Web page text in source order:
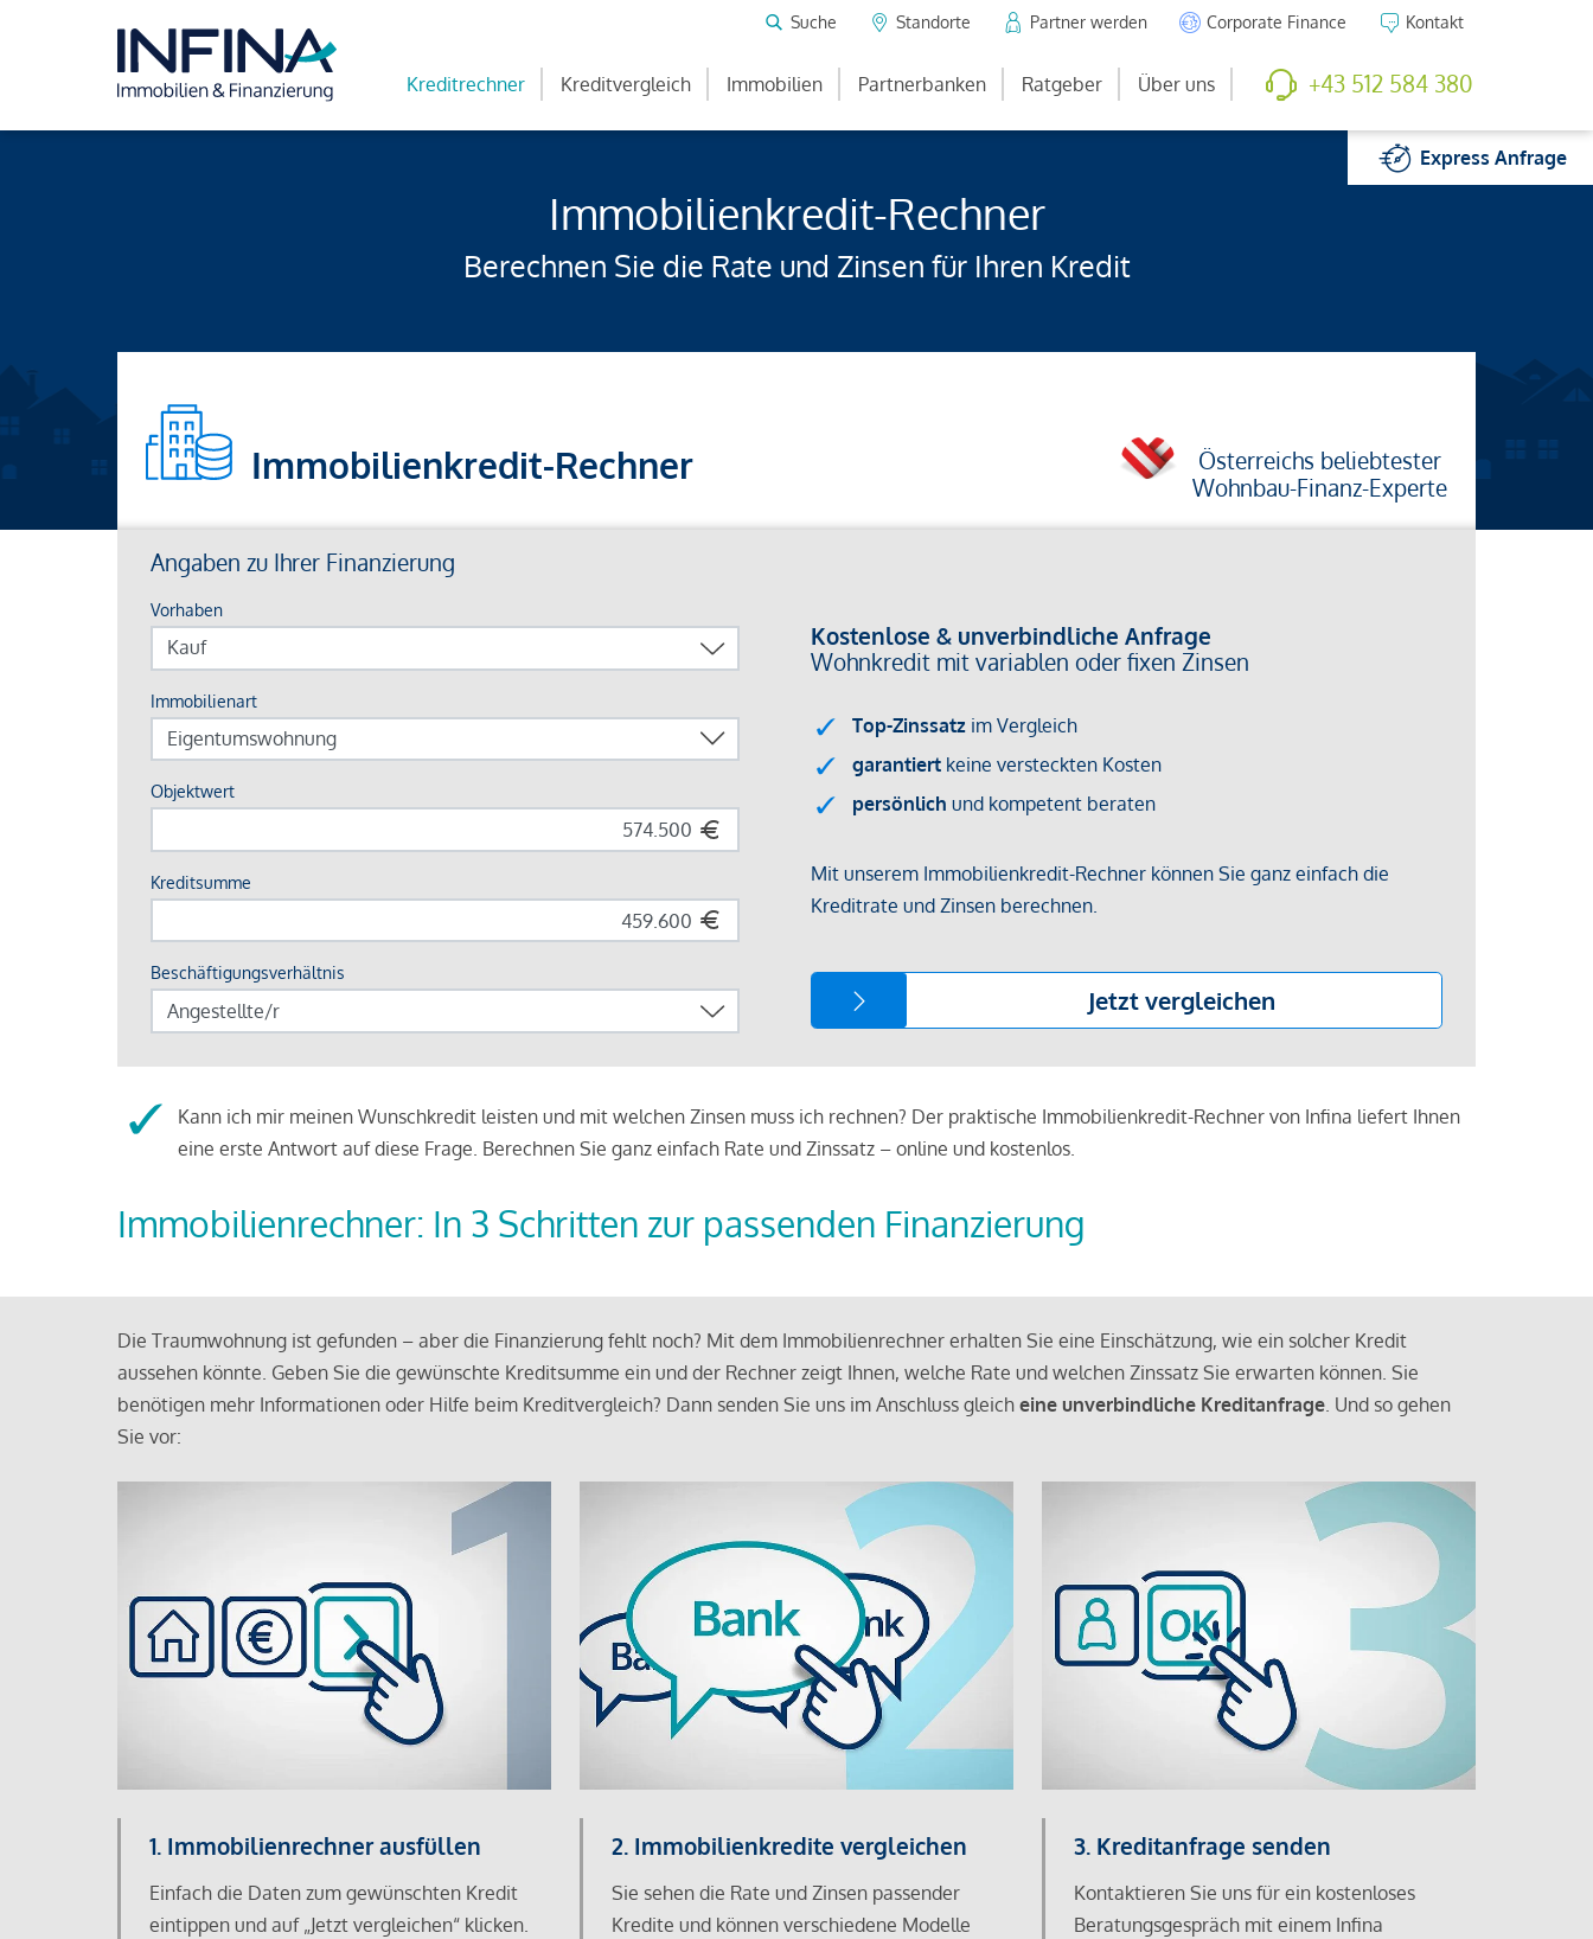
Suche Standorte Partner werden Corporate Finance Kontakt
Kreditrechner Kreditvergleich Immobilien Partnerbanken Ratgeber Über uns +43 512 584 380
ExpressAnfrage
Immobilienkredit-Rechner
Berechnen Sie die Rate und Zinsen für Ihren Kredit
Immobilienkredit-Rechner
Österreichs beliebtester
Wohnbau-Finanz-Experte
Kann ich mir meinen Wunschkredit leisten und mit welchen Zinsen muss ich rechnen? Der praktische Immobilienkredit-Rechner von Infina liefert Ihnen
eine erste Antwort auf diese Frage. Berechnen Sie ganz einfach Rate und Zinssatz – online und kostenlos.
Immobilienrechner: In 3 Schritten zur passenden Finanzierung
Die Traumwohnung ist gefunden – aber die Finanzierung fehlt noch? Mit dem Immobilienrechner erhalten Sie eine Einschätzung, wie ein solcher Kredit
aussehen könnte. Geben Sie die gewünschte Kreditsumme ein und der Rechner zeigt Ihnen, welche Rate und welchen Zinssatz Sie erwarten können. Sie
benötigen mehr Informationen oder Hilfe beim Kreditvergleich? Dann senden Sie uns im Anschluss gleich eine unverbindliche Kreditanfrage. Und so gehen
Sie vor:
1. Immobilienrechner ausfüllen
Einfach die Daten zum gewünschten Kredit
eintippen und auf „Jetzt vergleichen“ klicken.
2. Immobilienkredite vergleichen
Sie sehen die Rate und Zinsen passender
Kredite und können verschiedene Modelle
3. Kreditanfrage senden
Kontaktieren Sie uns für ein kostenloses
Beratungsgespräch mit einem Infina